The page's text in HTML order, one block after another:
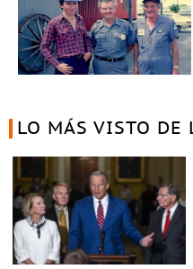
LO MÁS VISTO DE